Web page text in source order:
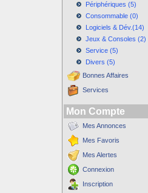
Périphériques (5)
Consommable (0)
Logiciels & Dév.(14)
Jeux & Consoles (2)
Service (5)
Divers (5)
Bonnes Affaires
Services
Mon Compte
Mes Annonces
Mes Favoris
Mes Alertes
Connexion
Inscription